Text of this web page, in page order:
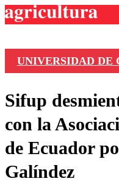
Deportes
Colo
Motor
Vida
UNIVERSIDAD DE
Sifup
con la
de Ecuador
Galíndez